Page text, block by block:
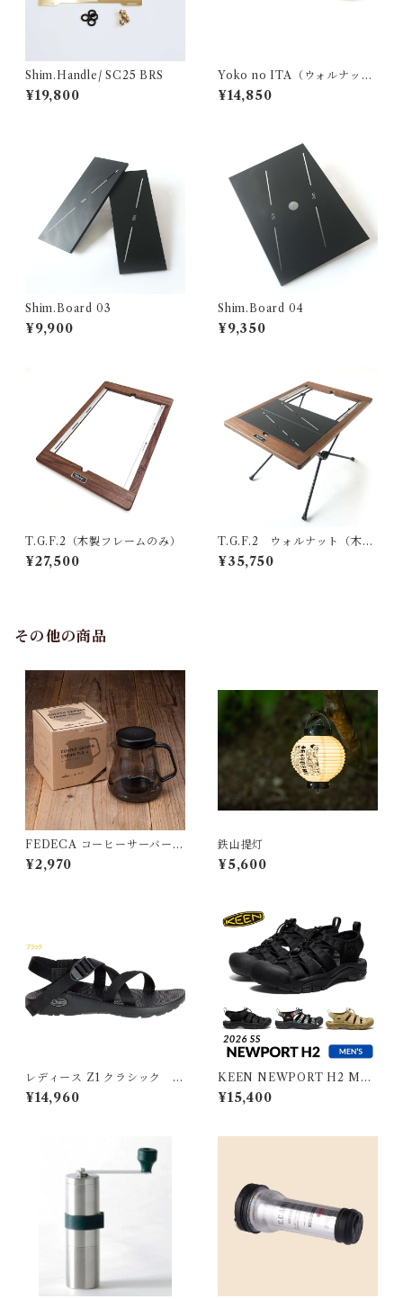
Shim.Handle/ SC25 BRS
¥19,800
Yoko no ITA（ウォルナッ
ト）
¥14,850
Shim.Board 03
¥9,900
Shim.Board 04
¥9,350
T.G.F.2（木製フレームのみ）
¥27,500
T.G.F.2 ウォルナット（木製
フレーム+天板×2）
¥35,750
その他の商品
FEDECA コーヒーサーバー S
TRON 大
¥2,970
鉄山提灯
¥5,600
レディース Z1 クラシック
CHACO チャコ
¥14,960
KEEN NEWPORT H2 ME
N キーン ニューポート エイチ
ツー メンズ
¥15,400